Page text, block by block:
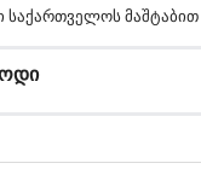
საქართველოს